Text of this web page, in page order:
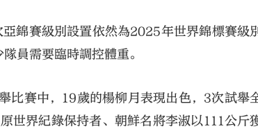
錦賽級別設置依然為2025年世界錦標賽級
員需要臨時調控體重。
比賽中，19歲的楊柳月表現出色，3次試舉
世界紀錄保持者、朝鮮名將李淑以111公斤